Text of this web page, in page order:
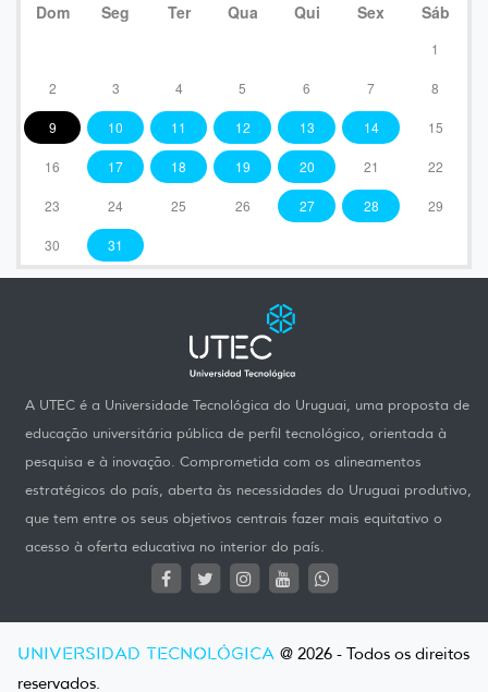
Dom Seg Ter Qua Qui Sex Sáb
1
2 3 4 5 6 7 8
9 10 11 12 13 14 15
16 17 18 19 20 21 22
23 24 25 26 27 28 29
30 31
A UTEC é a Universidade Tecnológica do Uruguai, uma proposta de
educação universitária pública de perfil tecnológico, orientada à
pesquisa e à inovação. Comprometida com os alineamentos
estratégicos do país, aberta às necessidades do Uruguai produtivo,
que tem entre os seus objetivos centrais fazer mais equitativo o
acesso à oferta educativa no interior do país.
UNIVERSIDAD TECNOLÓGICA @ 2026 - Todos os direitos
reservados.